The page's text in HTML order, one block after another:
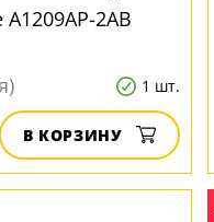
2AB
1 шт.
В КОРЗИНУ